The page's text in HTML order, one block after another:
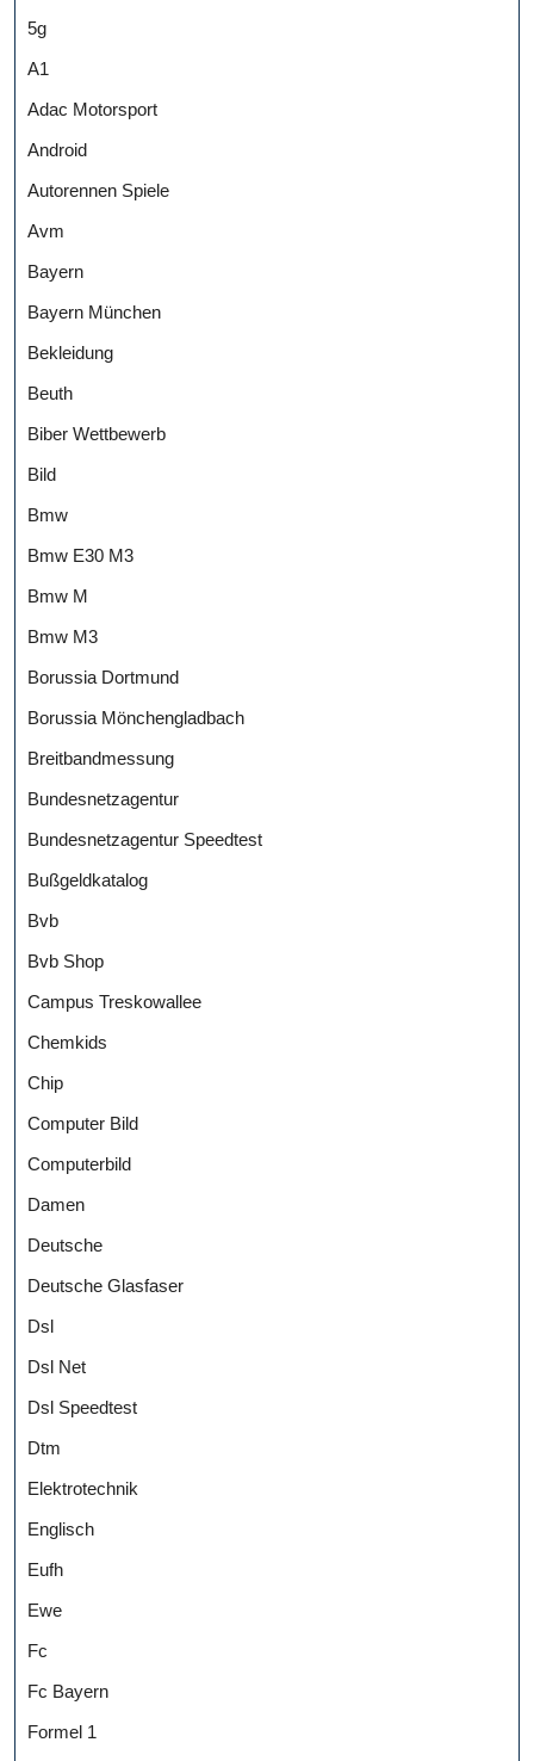
5g
A1
Adac Motorsport
Android
Autorennen Spiele
Avm
Bayern
Bayern München
Bekleidung
Beuth
Biber Wettbewerb
Bild
Bmw
Bmw E30 M3
Bmw M
Bmw M3
Borussia Dortmund
Borussia Mönchengladbach
Breitbandmessung
Bundesnetzagentur
Bundesnetzagentur Speedtest
Bußgeldkatalog
Bvb
Bvb Shop
Campus Treskowallee
Chemkids
Chip
Computer Bild
Computerbild
Damen
Deutsche
Deutsche Glasfaser
Dsl
Dsl Net
Dsl Speedtest
Dtm
Elektrotechnik
Englisch
Eufh
Ewe
Fc
Fc Bayern
Formel 1